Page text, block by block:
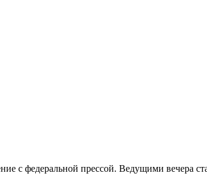
с федеральной прессой. Ведущими вечера